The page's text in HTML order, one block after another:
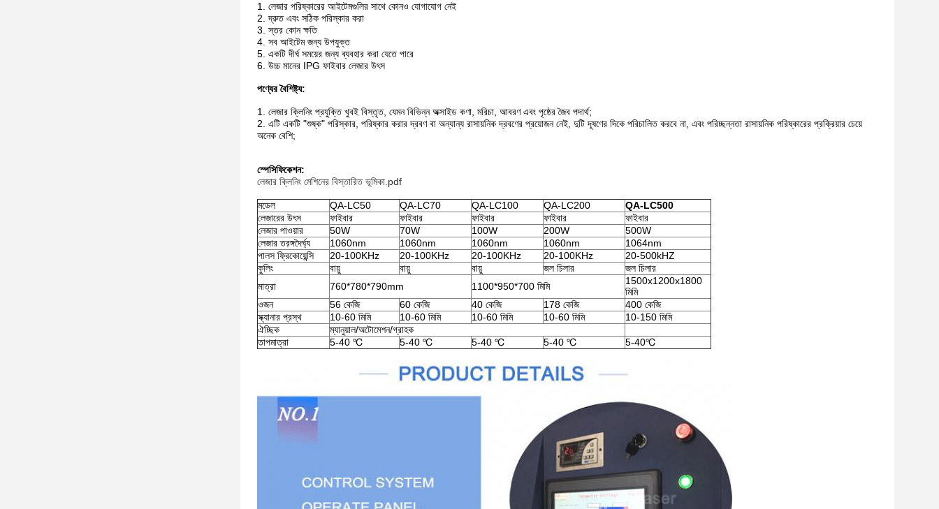
1. লেজার পরিষ্কারের আইটেমগুলির সাথে কোনও যোগাযোগ নেই
2. দ্রুত এবং সঠিক পরিস্কার করা
3. স্তর কোন ক্ষতি
4. সব আইটেম জন্য উপযুক্ত
5. একটি দীর্ঘ সময়ের জন্য ব্যবহার করা যেতে পারে
6. উচ্চ মানের IPG ফাইবার লেজার উৎস
পণ্যের বৈশিষ্ট্য:
1. লেজার ক্লিনিং প্রযুক্তি খুবই বিস্তৃত, যেমন বিভিন্ন অক্সাইড কণা, মরিচা, আবরণ এবং পৃষ্ঠের জৈব পদার্থ;
2. এটি একটি "শুষ্ক" পরিস্কার, পরিষ্কার করার দ্রবণ বা অন্যান্য রাসায়নিক দ্রবণের প্রয়োজন নেই, দুটি দূষণের দিকে পরিচালিত করবে না, এবং পরিচ্ছন্নতা রাসায়নিক পরিষ্কারের প্রক্রিয়ার চেয়ে
অনেক বেশি;
স্পেসিফিকেশন:
লেজার ক্লিনিং মেশিনের বিস্তারিত ভূমিকা.pdf
মডেল QA-LC50 QA-LC70 QA-LC100 QA-LC200
QA-LC500
লেজারের উৎস
ফাইবার ফাইবার ফাইবার ফাইবার
ফাইবার
লেজার পাওয়ার
50W 70W 100W 200W
500W
লেজার তরঙ্গদৈর্ঘ্য
1060nm 1060nm 1060nm 1060nm
1064nm
পালস ফ্রিকোয়েন্সি
20-100KHz 20-100KHz 20-100KHz 20-100KHz
20-500kHZ
কুলিং
বায়ু বায়ু বায়ু জল চিলার
জল চিলার
মাত্রা
760*780*790mm 1100*950*700 মিমি
1500x1200x1800
মিমি
ওজন
56 কেজি 60 কেজি 40 কেজি 178 কেজি
400 কেজি
স্ক্যানার প্রস্থ
10-60 মিমি 10-60 মিমি 10-60 মিমি 10-60 মিমি
10-150 মিমি
ঐচ্ছিক
ম্যানুয়াল/অটোমেশন/গ্রাহক
তাপমাত্রা
5-40 ℃ 5-40 ℃ 5-40 ℃ 5-40 ℃ 5-40℃